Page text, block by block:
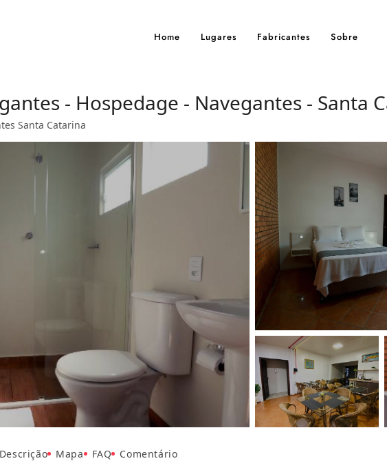
Home Lugares Fabricantes Sobre
- Hospedage - Navegantes - Santa
Santa Catarina
Descrição Mapa FAQ Comentário